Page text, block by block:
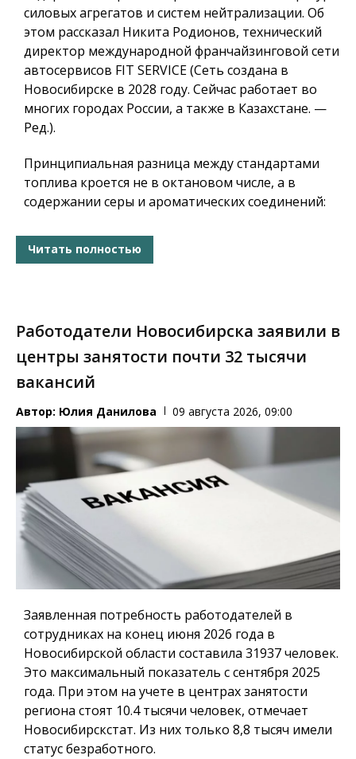
силовых агрегатов и систем нейтрализации. Об
этом рассказал Никита Родионов, технический
директор международной франчайзинговой сети
автосервисов FIT SERVICE (Сеть создана в
Новосибирске в 2028 году. Сейчас работает во
многих городах России, а также в Казахстане. —
Ред.).
Принципиальная разница между стандартами
топлива кроется не в октановом числе, а в
содержании серы и ароматических соединений:
Читать полностью
Работодатели Новосибирска заявили в
центры занятости почти 32 тысячи
вакансий
Автор: Юлия Данилова 09 августа 2026, 09:00
Заявленная потребность работодателей в
сотрудниках на конец июня 2026 года в
Новосибирской области составила 31937 человек.
Это максимальный показатель с сентября 2025
года. При этом на учете в центрах занятости
региона стоят 10.4 тысячи человек, отмечает
Новосибирскстат. Из них только 8,8 тысяч имели
статус безработного.